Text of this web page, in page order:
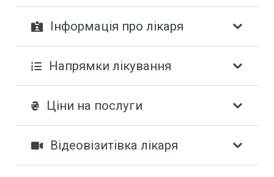
Інформація про лікаря
Напрямки лікування
Ціни на послуги
Відеовізитівка лікаря